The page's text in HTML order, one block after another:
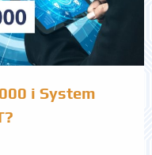
i System